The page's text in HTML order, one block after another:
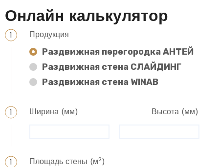
Онлайн калькулятор
Продукция
Раздвижная перегородка АНТЕЙ
Раздвижная стена СЛАЙДИНГ
Раздвижная стена WINAB
Ширина (мм) Высота (мм)
Площадь стены (м2)